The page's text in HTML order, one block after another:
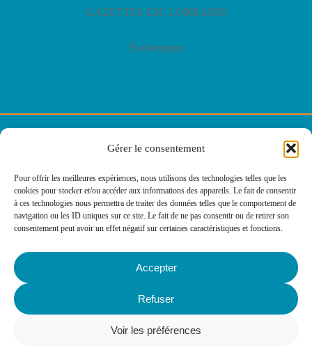
Gérer le consentement
Pour offrir les meilleures expériences, nous utilisons des technologies telles que les
cookies pour stocker et/ou accéder aux informations des appareils. Le fait de consentir
à ces technologies nous permettra de traiter des données telles que le comportement de
navigation ou les ID uniques sur ce site. Le fait de ne pas consentir ou de retirer son
consentement peut avoir un effet négatif sur certaines caractéristiques et fonctions.
Accepter
Refuser
Voir les préférences
GAZETTES E2C LORRAINE
Événements
© E2C Lorraine
Politique des cookies
Mentions légales
: IMPAAKT